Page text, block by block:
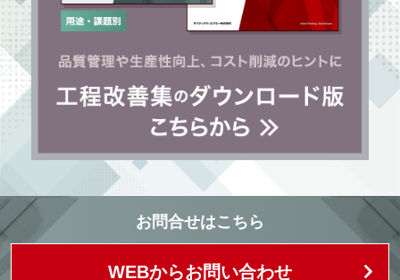
お問合せはこちら
WEBからお問い合わせ